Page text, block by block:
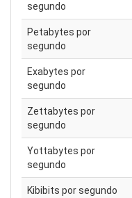
segundo
Petabytes por
segundo
Exabytes por
segundo
Zettabytes por
segundo
Yottabytes por
segundo
Kibibits por segundo